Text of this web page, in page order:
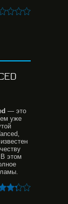
— это
уже
этом